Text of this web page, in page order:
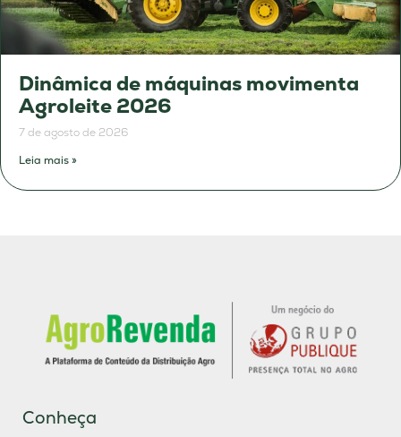
Dinâmica de máquinas movimenta
Agroleite 2026
7 de agosto de 2026
Leia mais »
Conheça